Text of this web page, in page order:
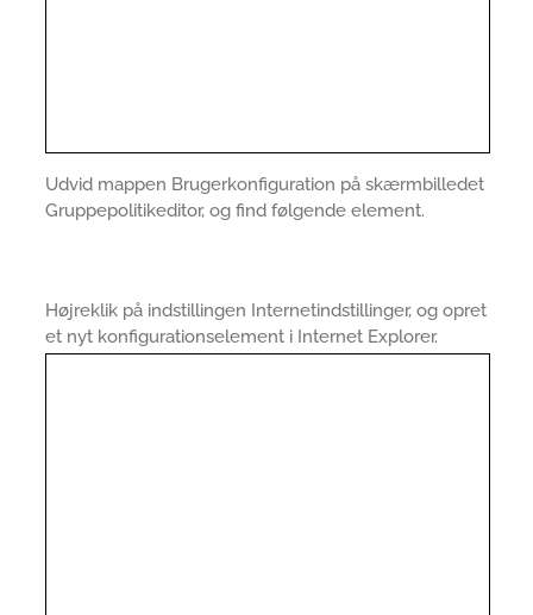
Udvid mappen Brugerkonfiguration på skærmbilledet
Gruppepolitikeditor, og find følgende element.
Højreklik på indstillingen Internetindstillinger, og opret
et nyt konfigurationselement i Internet Explorer.